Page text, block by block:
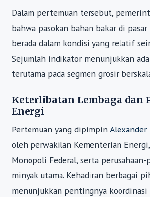
Dalam pertemuan tersebut,
bahwa pasokan bahan bakar di
berada dalam kondisi yang relatif
Sejumlah indikator menunjukkan
terutama pada segmen grosir
Keterlibatan Lembaga dan
Energi
Pertemuan yang dipimpinAlexander
oleh perwakilan Kementerian
Monopoli Federal, serta perusahaan-
minyak utama. Kehadiran berbagai
menunjukkan pentingnya